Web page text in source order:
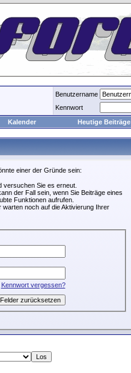
Benutzername
Kennwort
Kalender Heutige Beiträge
einer der Gründe sein:
versuchen Sie es erneut.
der Fall sein, wenn Sie Beiträge eines
Funktionen aufrufen.
noch auf die Aktivierung Ihrer
Kennwort vergessen?